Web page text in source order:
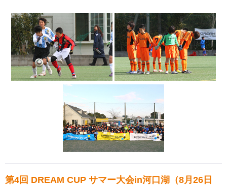
第4回 DREAM CUP サマー大会in河口湖（8月26日